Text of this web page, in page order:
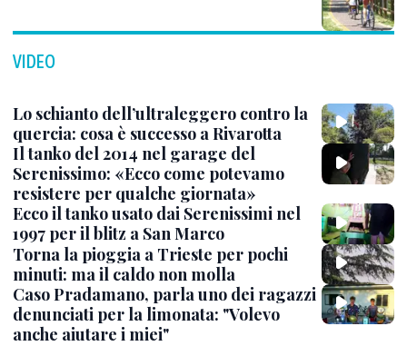
VIDEO
Lo schianto dell’ultraleggero contro la
quercia: cosa è successo a Rivarotta
Il tanko del 2014 nel garage del
Serenissimo: «Ecco come potevamo
resistere per qualche giornata»
Ecco il tanko usato dai Serenissimi nel
1997 per il blitz a San Marco
Torna la pioggia a Trieste per pochi
minuti: ma il caldo non molla
Caso Pradamano, parla uno dei ragazzi
denunciati per la limonata: "Volevo
anche aiutare i miei"